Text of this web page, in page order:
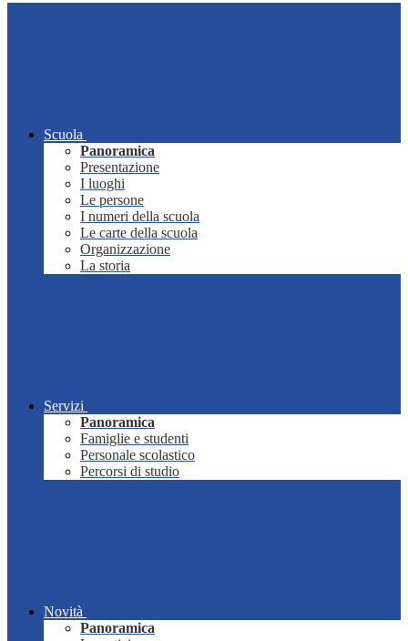
Scuola
Panoramica
Presentazione
I luoghi
Le persone
I numeri della scuola
Le carte della scuola
Organizzazione
La storia
Servizi
Panoramica
Famiglie e studenti
Personale scolastico
Percorsi di studio
Novità
Panoramica